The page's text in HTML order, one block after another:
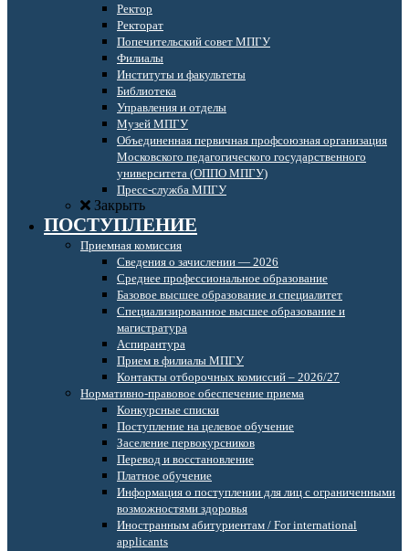
Ректор
Ректорат
Попечительский совет МПГУ
Филиалы
Институты и факультеты
Библиотека
Управления и отделы
Музей МПГУ
Объединенная первичная профсоюзная организация
Московского педагогического государственного
университета (ОППО МПГУ)
Пресс-служба МПГУ
Закрыть
ПОСТУПЛЕНИЕ
Приемная комиссия
Сведения о зачислении — 2026
Среднее профессиональное образование
Базовое высшее образование и специалитет
Специализированное высшее образование и
магистратура
Аспирантура
Прием в филиалы МПГУ
Контакты отборочных комиссий – 2026/27
Нормативно-правовое обеспечение приема
Конкурсные списки
Поступление на целевое обучение
Заселение первокурсников
Перевод и восстановление
Платное обучение
Информация о поступлении для лиц с ограниченными
возможностями здоровья
Иностранным абитуриентам / For international
applicants